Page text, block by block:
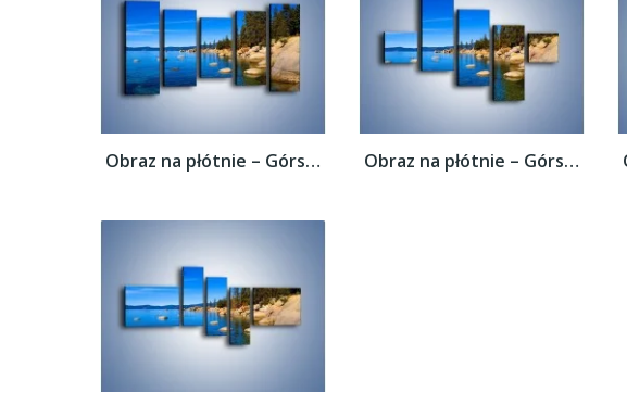
Obraz na płótnie – Górska rzeka latem –... Obraz na płótnie – Górska rzeka latem –...